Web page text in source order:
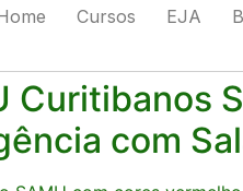
Cursos EJA
condutor
Curitibanos
com